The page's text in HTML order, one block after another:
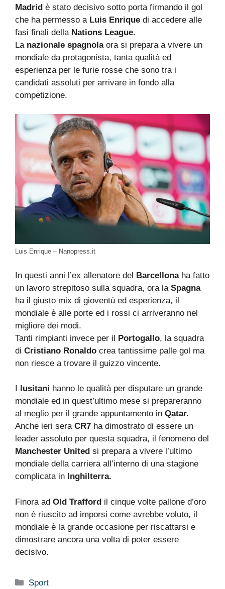
Madrid è stato decisivo sotto porta firmando il gol
che ha permesso a Luis Enrique di accedere alle
fasi finali della Nations League.
La nazionale spagnolaora si prepara a vivere un
mondiale da protagonista, tanta qualità ed
esperienza per le furie rosse che sono tra i
candidati assoluti per arrivare in fondo alla
competizione.
Luis Enrique – Nanopress.it
In questi anni l’ex allenatore del Barcellonaha fatto
un lavoro strepitoso sulla squadra, ora la Spagna
ha il giusto mix di gioventù ed esperienza, il
mondiale è alle porte ed i rossi ci arriveranno nel
migliore dei modi.
Tanti rimpianti invece per il Portogallo, la squadra
di Cristiano Ronaldo crea tantissime palle gol ma
non riesce a trovare il guizzo vincente.
lusitani hanno le qualità per disputare un grande
mondiale ed in quest’ultimo mese si prepareranno
al meglio per il grande appuntamento in Qatar.
Anche ieri seraCR7 ha dimostrato di essere un
leader assoluto per questa squadra, il fenomeno del
Manchester United si prepara a vivere l’ultimo
mondiale della carriera all’interno di una stagione
complicata in Inghilterra.
Finora ad Old Trafford il cinque volte pallone d’oro
non è riuscito ad imporsi come avrebbe voluto, il
mondiale è la grande occasione per riscattarsi e
dimostrare ancora una volta di poter essere
decisivo.
Categorie
Sport